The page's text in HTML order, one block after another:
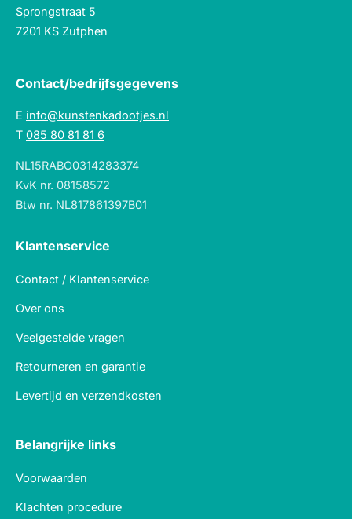
Sprongstraat 5
7201 KS Zutphen
Contact/bedrijfsgegevens
E info@kunstenkadootjes.nl
T 085 80 81 81 6
NL15RABO0314283374
KvK nr. 08158572
Btw nr. NL817861397B01
Klantenservice
Contact / Klantenservice
Over ons
Veelgestelde vragen
Retourneren en garantie
Levertijd en verzendkosten
Belangrijke links
Voorwaarden
Klachten procedure